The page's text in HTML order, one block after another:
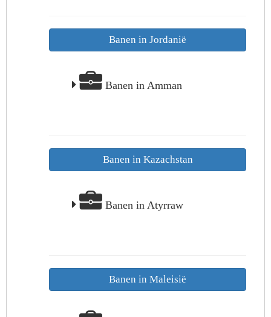
Banen in Jordanië
Banen in Amman
Banen in Kazachstan
Banen in Atyrraw
Banen in Maleisië